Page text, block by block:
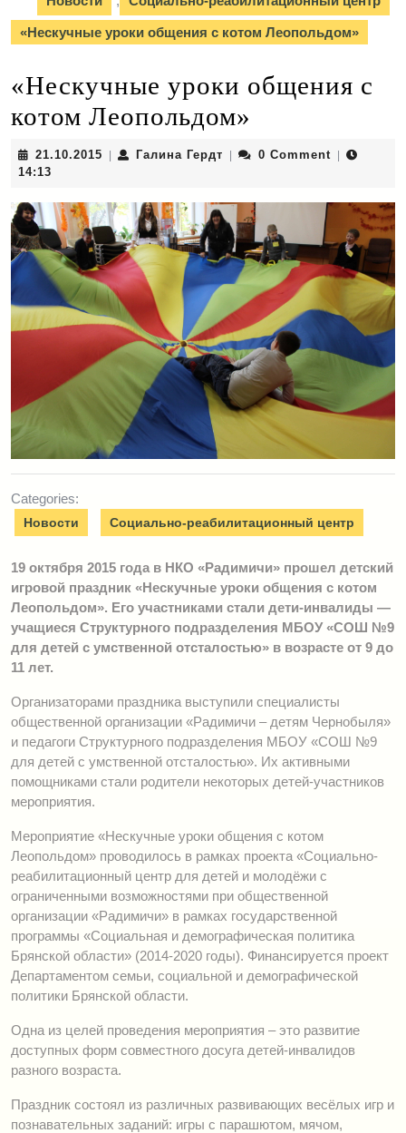
«Нескучные уроки общения с котом Леопольдом»
«Нескучные уроки общения с
котом Леопольдом»
21.10.2015 21.10.2015Галина Гердт Галина0 Comment
14:13
Categories:
Новости Социально-реабилитационный центр
19 октября 2015 года в НКО «Радимичи» прошел детский
игровой праздник «Нескучные уроки общения с котом
Леопольдом». Его участниками стали дети-инвалиды —
учащиеся Структурного подразделения МБОУ «СОШ №9
для детей с умственной отсталостью» в возрасте от 9 до
11 лет.
Организаторами праздника выступили специалисты
общественной организации «Радимичи – детям Чернобыля»
и педагоги Структурного подразделения МБОУ «СОШ №9
для детей с умственной отсталостью». Их активными
помощниками стали родители некоторых детей-участников
мероприятия.
Мероприятие «Нескучные уроки общения с котом
Леопольдом» проводилось в рамках проекта «Социально-
реабилитационный центр для детей и молодёжи с
ограниченными возможностями при общественной
организации «Радимичи» в рамках государственной
программы «Социальная и демографическая политика
Брянской области» (2014-2020 годы). Финансируется проект
Департаментом семьи, социальной и демографической
политики Брянской области.
Одна из целей проведения мероприятия – это развитие
доступных форм совместного досуга детей-инвалидов
разного возраста.
Праздник состоял из различных развивающих весёлых игр и
познавательных заданий: игры с парашютом, мячом,